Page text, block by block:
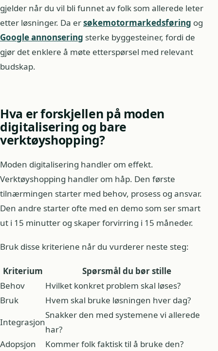
gjelder når du vil bli funnet av folk som allerede leter
etter løsninger. Da ersøkemotormarkedsføring og
Google annonsering sterke byggesteiner, fordi de
gjør det enklere å møte etterspørsel med relevant
budskap.
Hva er forskjellen på moden
digitalisering og bare
verktøyshopping?
Moden digitalisering handler om effekt.
Verktøyshopping handler om håp. Den første
tilnærmingen starter med behov, prosess og ansvar.
Den andre starter ofte med en demo som ser smart
ut i 15 minutter og skaper forvirring i 15 måneder.
Bruk disse kriteriene når du vurderer neste steg:
Kriterium
Spørsmål du bør stille
Behov
Hvilket konkret problem skal løses?
Bruk
Hvem skal bruke løsningen hver dag?
Integrasjon
Snakker den med systemene vi allerede
har?
Adopsjon
Kommer folk faktisk til å bruke den?